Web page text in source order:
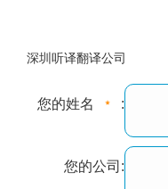
深圳听译翻译公司
您的姓名 :
您的公司: